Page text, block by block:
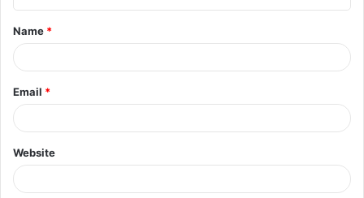
t
*
Name *
Email *
Website